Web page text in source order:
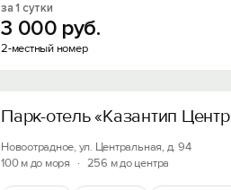
за 1 сутки
3 000 руб.
2-местный номер
Парк-отель «Казантип
Новоотрадное, ул. Центральная, д. 94
100 м до моря
· 256 м до центра